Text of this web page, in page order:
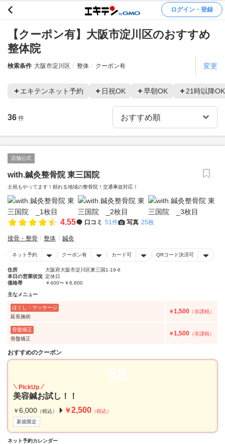
ログイン・登録
【クーポン有】大阪市淀川区のおすすめ
整体院
検索条件 大阪市淀川区 整体 クーポン有 変更
エキテンネット予約 日祝OK 早朝OK 21時以降OK
36 件
店舗公式
with.鍼灸整骨院 東三国院
土祝もやってます！頼れる地域の整骨院！交通事故対応！
4.55 口コミ 51件 写真 25枚
接骨・整骨 整体 鍼灸
ネット予約 クーポン有 カード可 QRコード決済可
住所
大阪府大阪市淀川区東三国1-19-6
本日の営業状況 定休日
価格帯
￥400〜￥6,600
主なメニュー
ほぐし・マッサージ
延長施術
￥1,500 （非課税）
骨盤矯正
骨盤矯正
￥1,500 （非課税）
おすすめのクーポン
58
PickUp
美容鍼お試し！！
￥ 6,000 （税込） ￥2,500 （税込）
新規限定
ネット予約カレンダー